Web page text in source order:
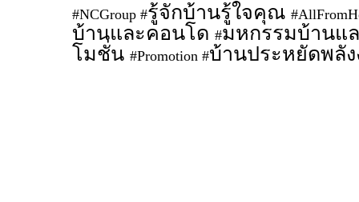
#NCGroup #รู้จักบ้านรู้ใจคุณ
บ้านและคอนโด #มหกรรมบ้านแ
โมชั่น #Promotion #บ้านประหยัดพลั